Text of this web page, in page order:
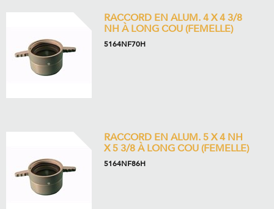
RACCORD EN ALUM. 4 X 4 3/8
NH À LONG COU (FEMELLE)
5164NF70H
RACCORD EN ALUM. 5 X 4 NH
X 5 3/8 À LONG COU (FEMELLE)
5164NF86H